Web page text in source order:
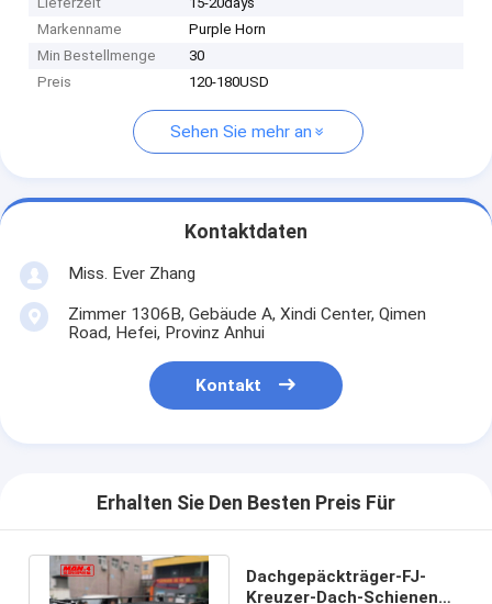
Markenname
Purple Horn
Min Bestellmenge
30
Preis
120-180USD
Sehen Sie mehr an
Kontaktdaten
Miss. Ever Zhang
Zimmer 1306B, Gebäude A, Xindi Center, Qimen
Road, Hefei, Provinz Anhui
Kontakt
Erhalten Sie Den Besten Preis Für
Dachgepäckträger-FJ-
Kreuzer-Dach-Schienen